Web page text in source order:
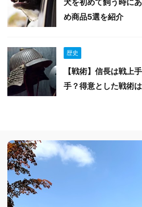
犬を初めて飼う時に
め商品5選を紹介
歴史
【戦術】信長は戦上
手？得意とした戦術は